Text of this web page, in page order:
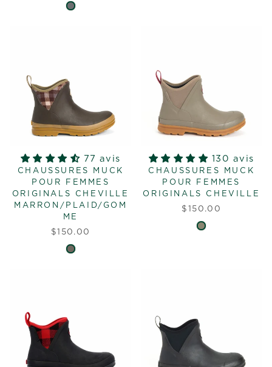
77 avis
CHAUSSURES MUCK
POUR FEMMES
ORIGINALS CHEVILLE
MARRON/PLAID/GOM
ME
$150.00
130 avis
CHAUSSURES MUCK
POUR FEMMES
ORIGINALS CHEVILLE
$150.00